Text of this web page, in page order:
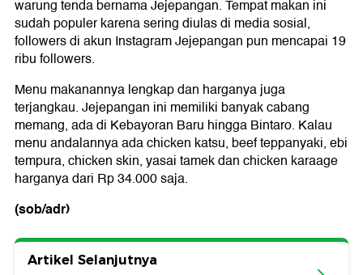
warung tenda bernama Jejepangan. Tempat makan ini
sudah populer karena sering diulas di media sosial,
followers di akun Instagram Jejepangan pun mencapai 19
ribu followers.
Menu makanannya lengkap dan harganya juga
terjangkau. Jejepangan ini memiliki banyak cabang
memang, ada di Kebayoran Baru hingga Bintaro. Kalau
menu andalannya ada chicken katsu, beef teppanyaki, ebi
tempura, chicken skin, yasai tamek dan chicken karaage
harganya dari Rp 34.000 saja.
(sob/adr)
Artikel Selanjutnya